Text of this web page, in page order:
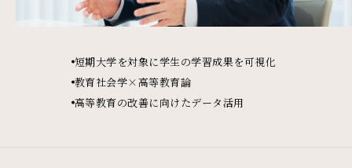
短期大学を対象に学生の学習成果を可視化
教育社会学×高等教育論
高等教育の改善に向けたデータ活用